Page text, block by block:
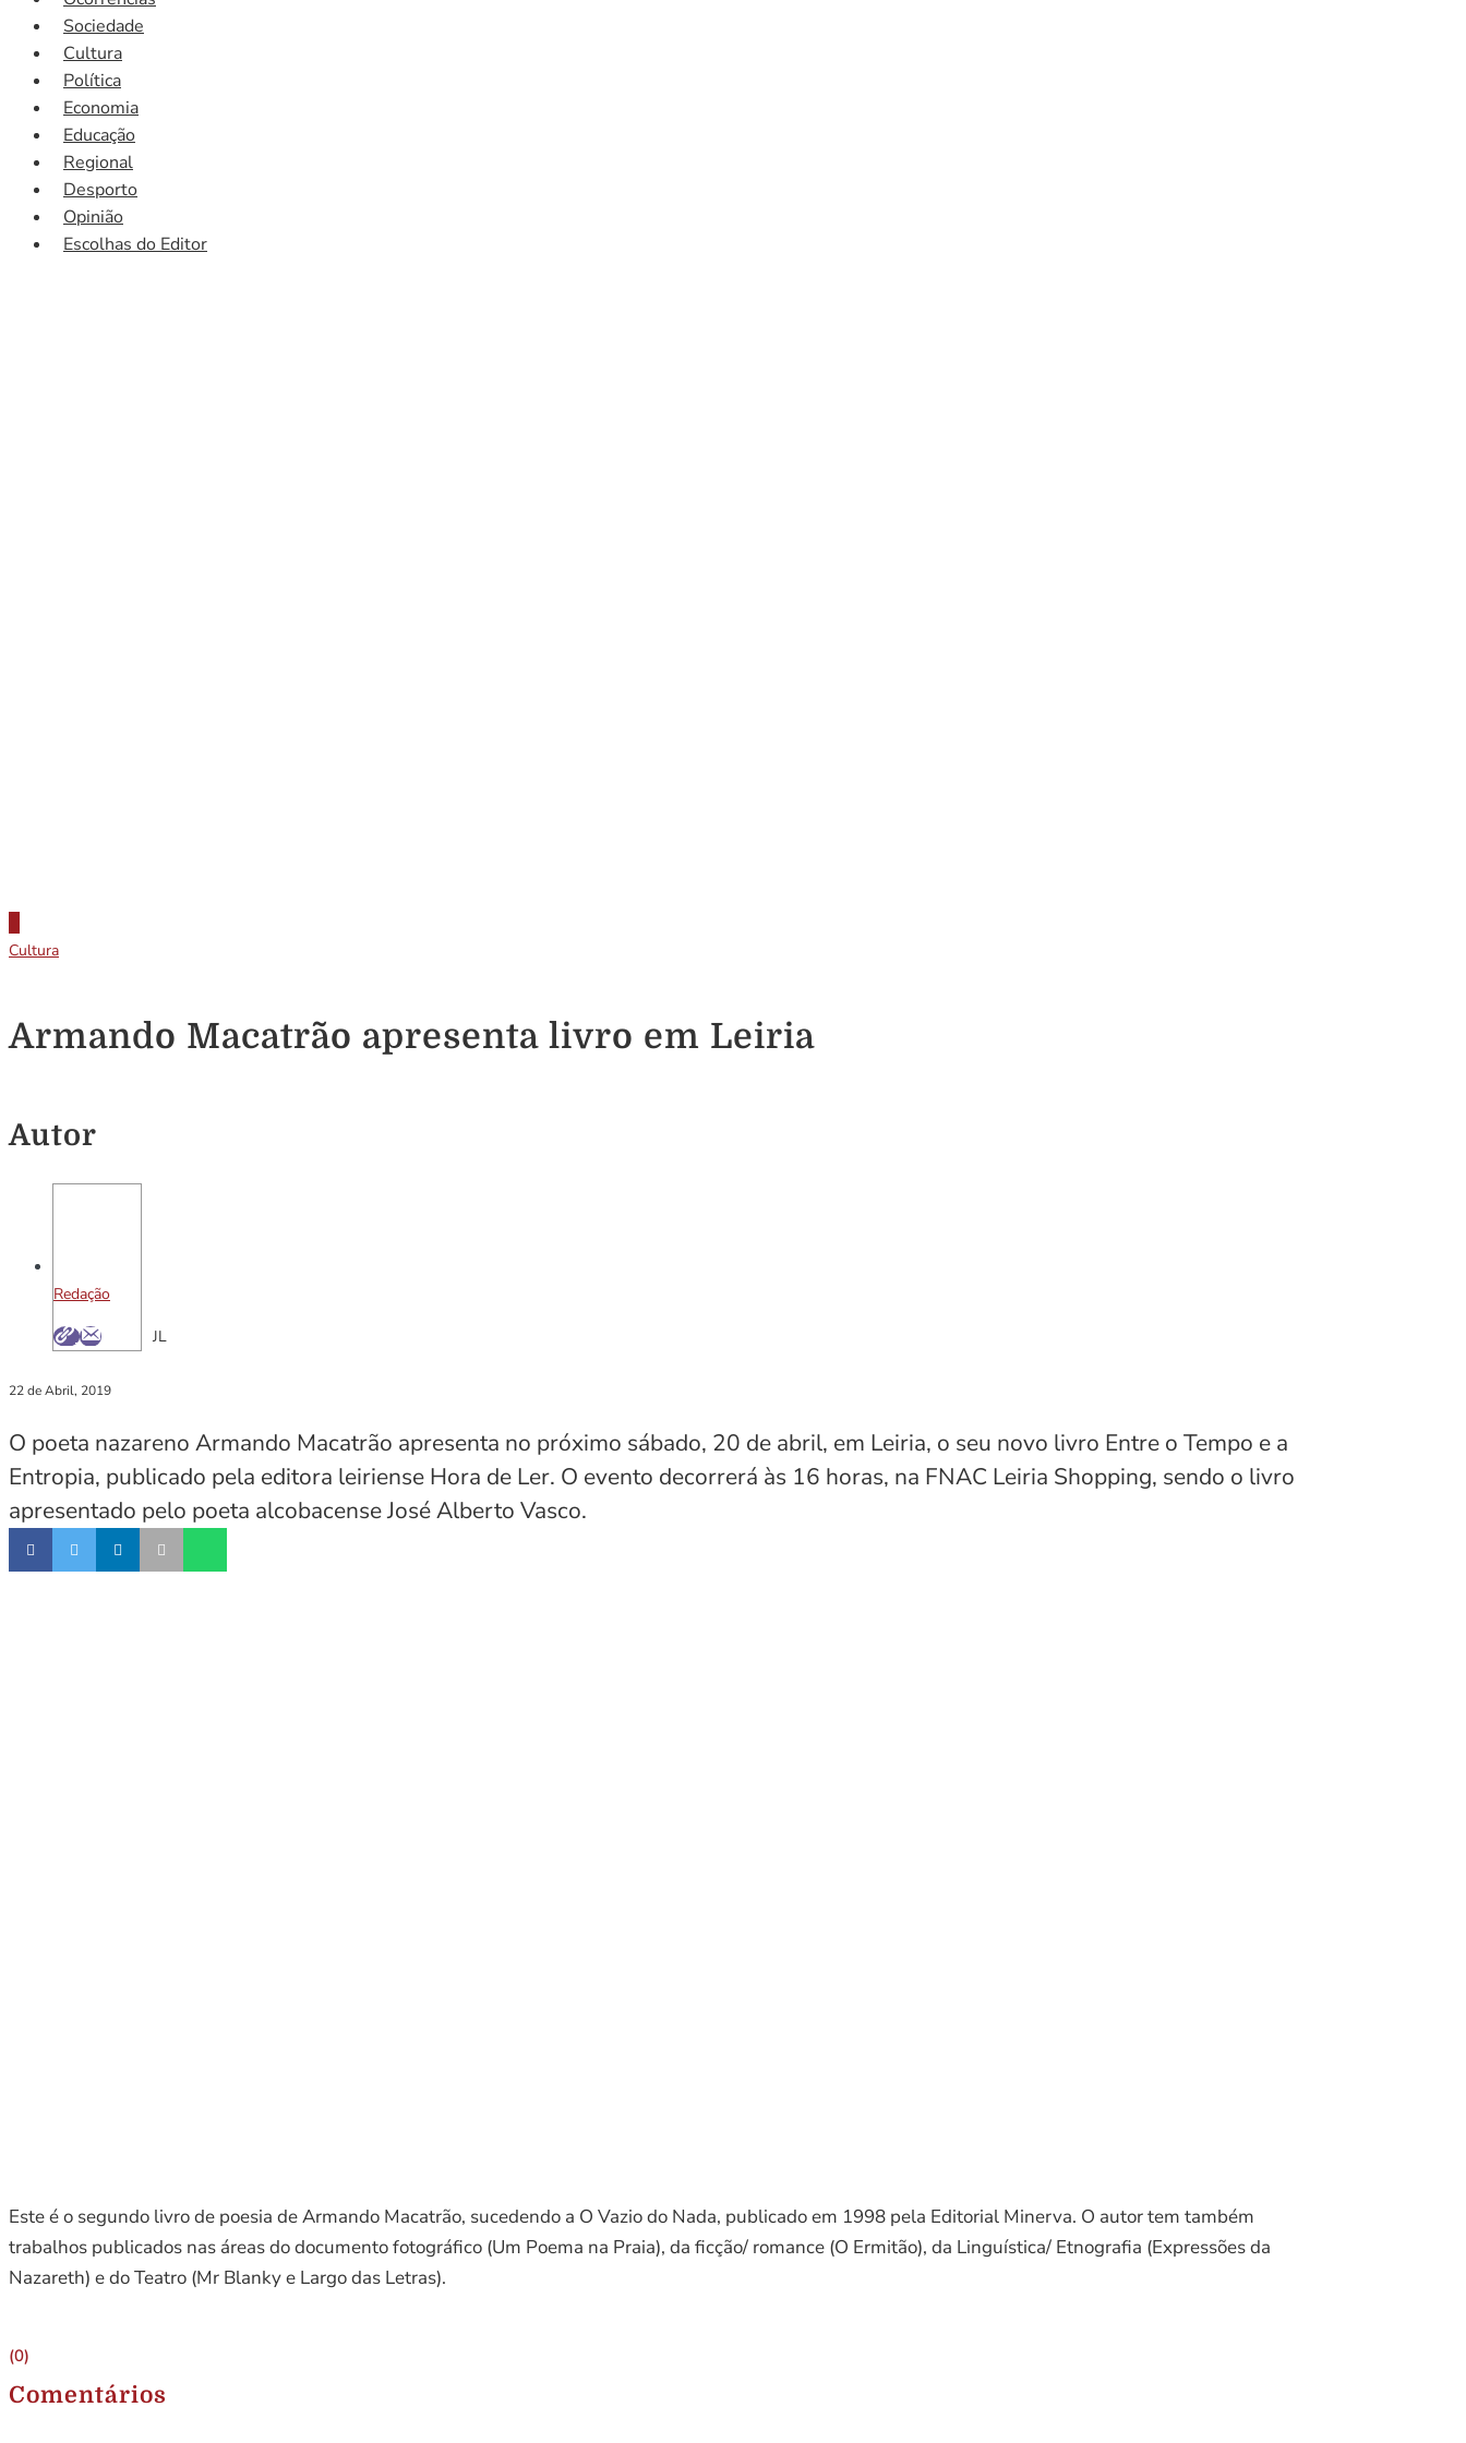
Sociedade
Cultura
Política
Economia
Educação
Regional
Desporto
Opinião
Escolhas do Editor
Cultura
Armando Macatrão apresenta livro em Leiria
Autor
Redação
JL
22 de Abril, 2019
O poeta nazareno Armando Macatrão apresenta no próximo sábado, 20 de abril, em Leiria, o seu novo livro Entre o Tempo e a
Entropia, publicado pela editora leiriense Hora de Ler. O evento decorrerá às 16 horas, na FNAC Leiria Shopping, sendo o livro
apresentado pelo poeta alcobacense José Alberto Vasco.
Este é o segundo livro de poesia de Armando Macatrão, sucedendo a O Vazio do Nada, publicado em 1998 pela Editorial Minerva. O autor tem também
trabalhos publicados nas áreas do documento fotográfico (Um Poema na Praia), da ficção/ romance (O Ermitão), da Linguística/ Etnografia (Expressões da
Nazareth) e do Teatro (Mr Blanky e Largo das Letras).
(0)
Comentários